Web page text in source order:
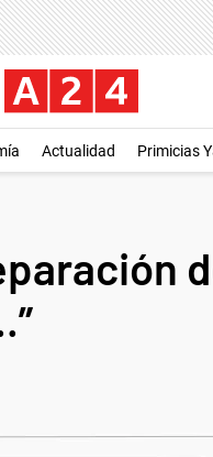
Actualidad Primicias